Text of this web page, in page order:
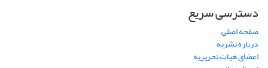
دسترسی سریع
صفحه اصلی
درباره نشریه
اعضای هیات تحریریه